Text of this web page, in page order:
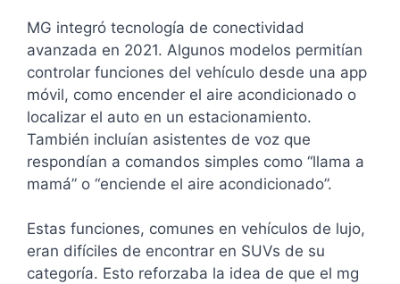
MG integró tecnología de conectividad
avanzada en 2021. Algunos modelos permitían
controlar funciones del vehículo desde una app
móvil, como encender el aire acondicionado o
localizar el auto en un estacionamiento.
También incluían asistentes de voz que
respondían a comandos simples como “llama a
mamá” o “enciende el aire acondicionado”.
Estas funciones, comunes en vehículos de lujo,
eran difíciles de encontrar en SUVs de su
categoría. Esto reforzaba la idea de que el mg